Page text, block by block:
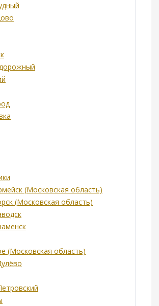
(Московская область)
(Московская область)
(Московская область)